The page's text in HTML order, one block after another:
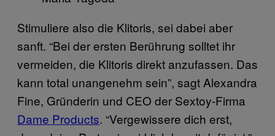
Stimuliere also die Klitoris, sei dabei aber
sanft. “Bei der ersten Berührung solltet ihr
vermeiden, die Klitoris direkt anzufassen. Das
kann total unangenehm sein”, sagt Alexandra
Fine, Gründerin und CEO der Sextoy-Firma
Dame Products. “Vergewissere dich erst,